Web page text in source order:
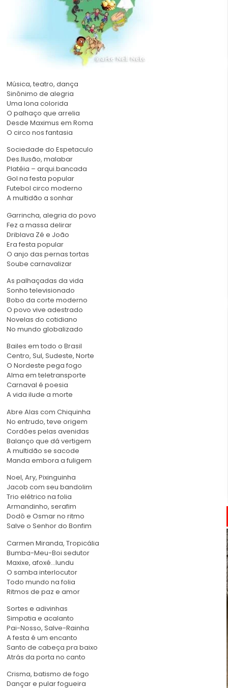
Música, teatro, dança
Sinônimo de alegria
Uma lona colorida
O palhaço que arrelia
Desde Maximus em Roma
O circo nos fantasia
Sociedade do Espetaculo
Des.Ilusão, malabar
Platéia – arqui.bancada
Gol na festa popular
Futebol circo moderno
A multidão a sonhar
Garrincha, alegria do povo
Fez a massa delirar
Driblava Zé e João
Era festa popular
O anjo das pernas tortas
Soube carnavalizar
As palhaçadas da vida
Sonho televisionado
Bobo da corte moderno
O povo vive adestrado
Novelas do cotidiano
No mundo globalizado
Bailes em todo o Brasil
Centro, Sul, Sudeste, Norte
O Nordeste pega fogo
Alma em teletransporte
Carnaval é poesia
A vida ilude a morte
Abre Alas com Chiquinha
No entrudo, teve origem
Cordões pelas avenidas
Balanço que dá vertigem
A multidão se sacode
Manda embora a fuligem
Noel, Ary, Pixinguinha
Jacob com seu bandolim
Trio elétrico na folia
Armandinho, serafim
Dodô e Osmar no ritmo
Salve o Senhor do Bonfim
Carmen Miranda, Tropicália
Bumba-Meu-Boi sedutor
Maxixe, afoxé…lundu
O samba interlocutor
Todo mundo na folia
Ritmos de paz e amor
Sortes e adivinhas
Simpatia e acalanto
Pai-Nosso, Salve-Rainha
A festa é um encanto
Santo de cabeça pra baixo
Atrás da porta no canto
Crisma, batismo de fogo
Dançar e pular fogueira